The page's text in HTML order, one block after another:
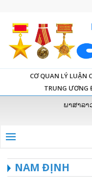
CƠ QUAN LÝ LUẬN
TRUNG ƯƠNG
ພາສາລາ
NAM ĐỊNH